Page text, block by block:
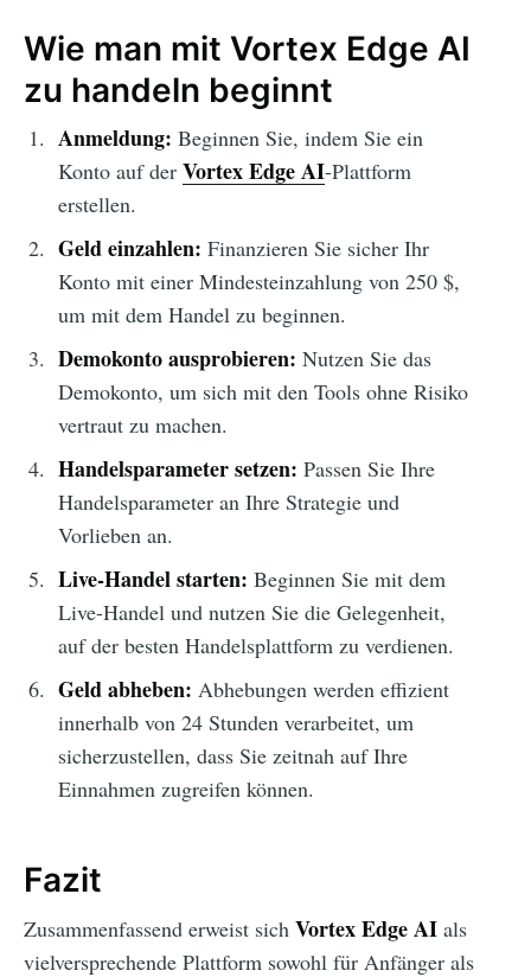
Wie man mit Vortex Edge AI
zu handeln beginnt
Anmeldung: Beginnen Sie, indem Sie ein
Konto auf der Vortex Edge AI-Plattform
erstellen.
Geld einzahlen: Finanzieren Sie sicher Ihr
Konto mit einer Mindesteinzahlung von 250 $,
um mit dem Handel zu beginnen.
Demokonto ausprobieren: Nutzen Sie das
Demokonto, um sich mit den Tools ohne Risiko
vertraut zu machen.
Handelsparameter setzen: Passen Sie Ihre
Handelsparameter an Ihre Strategie und
Vorlieben an.
Live-Handel starten: Beginnen Sie mit dem
Live-Handel und nutzen Sie die Gelegenheit,
auf der besten Handelsplattform zu verdienen.
Geld abheben: Abhebungen werden effizient
innerhalb von 24 Stunden verarbeitet, um
sicherzustellen, dass Sie zeitnah auf Ihre
Einnahmen zugreifen können.
Fazit
Zusammenfassend erweist sich Vortex Edge AI als
vielversprechende Plattform sowohl für Anfänger als